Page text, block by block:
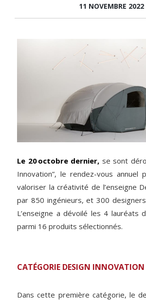
11 NOVEMBRE 2022
Le 20 octobre dernier, se sont
Innovation”, le rendez-vous annuel
valoriser la créativité de l’enseigne
par 850 ingénieurs, et 300
L’enseigne a dévoilé les 4 lauréats
parmi 16 produits sélectionnés.
CATÉGORIE DESIGN INNOVATION
Dans cette première catégorie, le